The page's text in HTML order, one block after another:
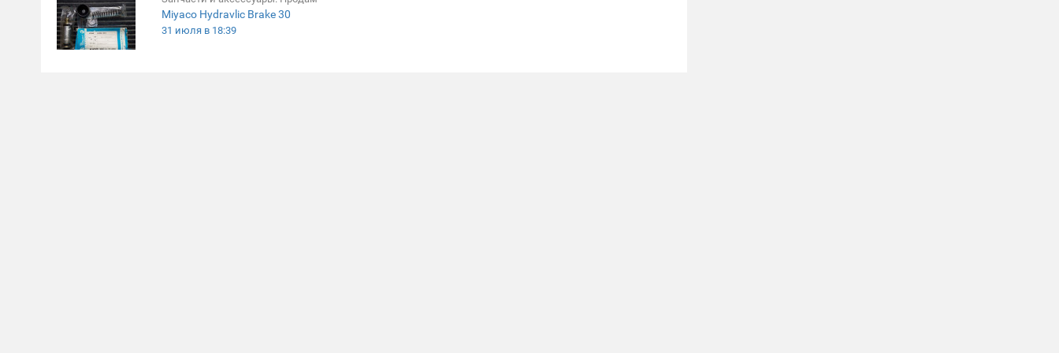
Miyaco Hydravlic Brake 30
31 июля в 18:39